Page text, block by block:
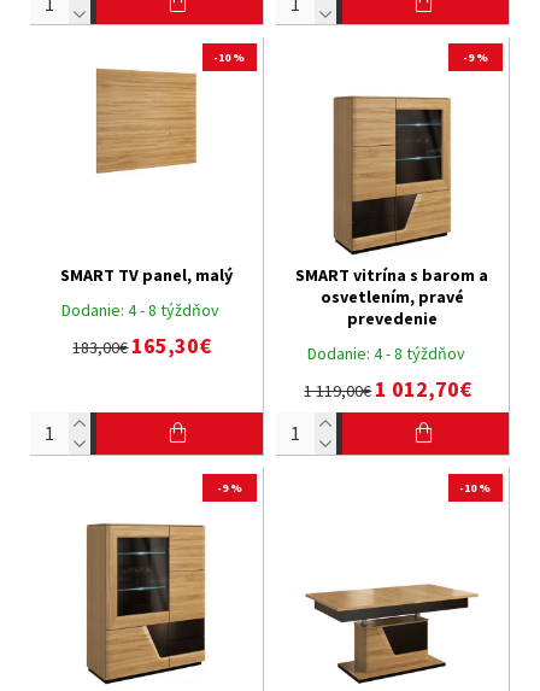
-10 %
Dodanie: 4 - 8 týždňov
SMART TV panel, malý
183,00€165,30€
-9 %
Dodanie: 4 - 8 týždňov
SMART vitrína s barom a
osvetlením, pravé
prevedenie
1 119,00€1 012,70€
-9 % -10 %